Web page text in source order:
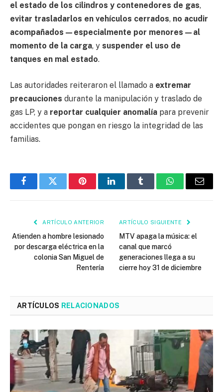
el estado de los cilindros y contenedores de gas,
evitar trasladarlos en vehículos cerrados, no acudir
acompañados—especialmente por menores—al
momento de la carga, y suspender el uso de
tanques en mal estado.
Las autoridades reiteraron el llamado a extremar
precauciones durante la manipulación y traslado de
gas LP, y a reportar cualquier anomalía para prevenir
accidentes que pongan en riesgo la integridad de las
familias.
FacebookTwitter PinterestLinkedInTumblr WhatsAppEmail
ARTÍCULO ANTERIOR
Atienden a hombre lesionado
por descarga eléctrica en la
colonia San Miguel de
Rentería
ARTÍCULO SIGUIENTE
MTV apaga la música: el
canal que marcó
generaciones llega a su
cierre hoy 31 de diciembre
ARTÍCULOS RELACIONADOS